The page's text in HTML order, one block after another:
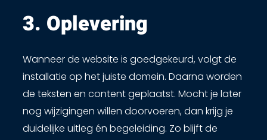
3. Oplevering ​
Wanneer de website is goedgekeurd, volgt de
installatie op het juiste domein. Daarna worden
de teksten en content geplaatst. Mocht je later
nog wijzigingen willen doorvoeren, dan krijg je
duidelijke uitleg én begeleiding. Zo blijft de